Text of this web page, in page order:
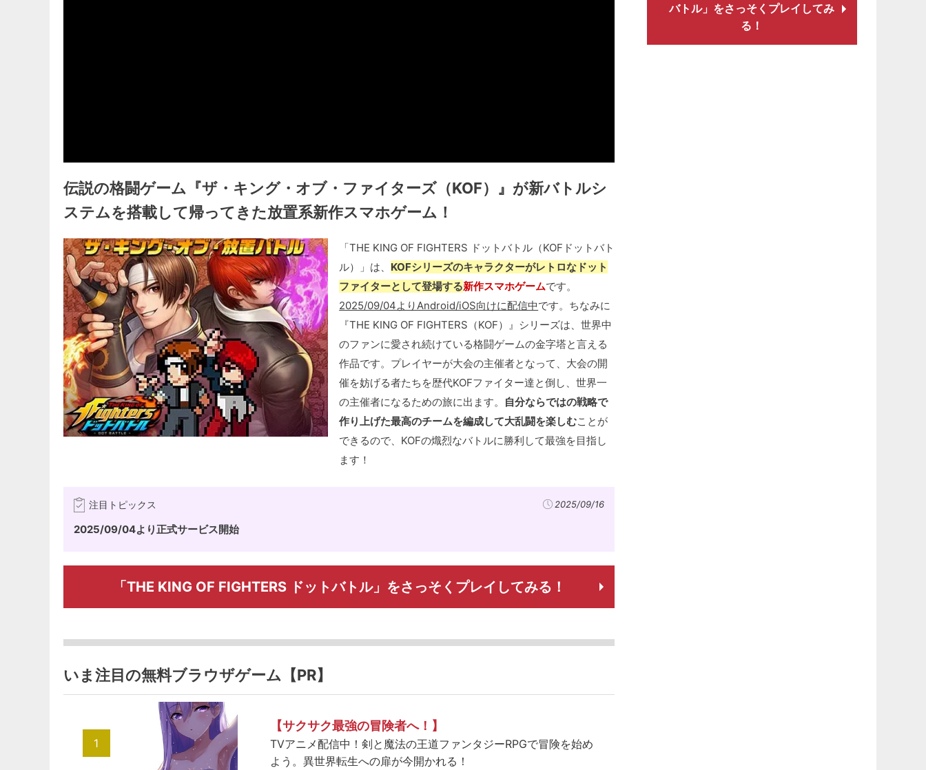
伝説の格闘ゲーム『ザ・キング・オブ・ファイターズ（KOF）』が新バトルシ
ステムを搭載して帰ってきた放置系新作スマホゲーム！
「THE KING OF FIGHTERS ドットバトル（KOFドットバト
ル）」は、 KOFシリーズのキャラクターがレトロなドット
ファイターとして登場する新作スマホゲームです。
2025/09/04よりAndroid/iOS向けに配信中です。ちなみに
『THE KING OF FIGHTERS（KOF）』シリーズは、世界中
のファンに愛され続けている格闘ゲームの金字塔と言える
作品です。プレイヤーが大会の主催者となって、大会の開
催を妨げる者たちを歴代KOFファイター達と倒し、世界一
の主催者になるための旅に出ます。 自分ならではの戦略で
作り上げた最高のチームを編成して大乱闘を楽しむことが
できるので、KOFの熾烈なバトルに勝利して最強を目指し
ます！
注目トピックス 2025/09/16
2025/09/04より正式サービス開始
「THE KING OF FIGHTERS ドットバトル」をさっそくプレイしてみる！
いま注目の無料ブラウザゲーム【PR】
1
【サクサク最強の冒険者へ！】
TVアニメ配信中！剣と魔法の王道ファンタジーRPGで冒険を始め
よう。異世界転生への扉が今開かれる！
バトル」をさっそくプレイしてみ
る！